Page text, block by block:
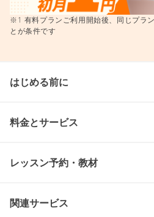
※1 有料プランご利用開始後、同じプラ
とが条件です
はじめる前に
料金とサービス
レッスン予約・教材
関連サービス